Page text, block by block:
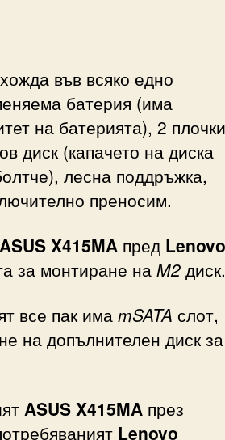
във всяко едно
батерия (има
на батерията), 2 плочки
диск (капачето на диска
лесна поддръжка,
преносим.
ASUS X415MA пред Lenovo
за монтиране на M2 диск.
все пак има mSATA слот,
на допълнителен диск за
ASUS X415MA през
Lenovo